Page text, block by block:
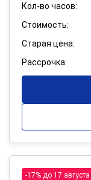
Кол-во часов:
Стоимость:
Старая цена:
Рассрочка:
-17% до 17 августа